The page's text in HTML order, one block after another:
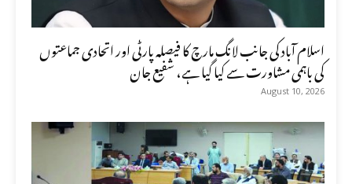
اسلام آباد کی جانب لانگ مارچ کا فیصلہ پارٹی اور اتحادی جماعتوں
کی باہمی مشاورت سے کیا گیا ہے، شفیع جان
August 10, 2026